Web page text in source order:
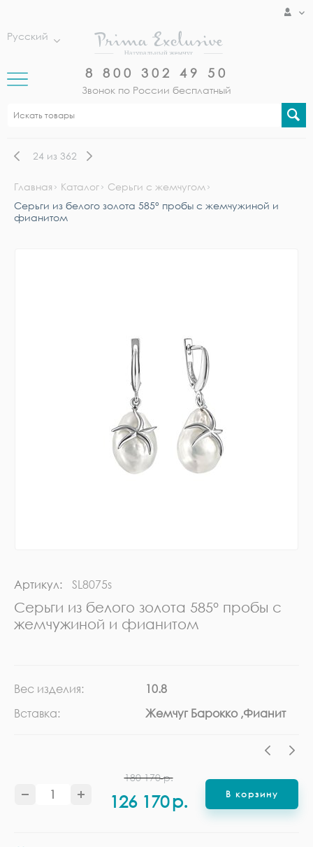
Русский
8 800 302 49 50
Звонок по России бесплатный
24 из 362
Главная Каталог
Серьги с жемчугом
Серьги из белого золота 585° пробы с жемчужиной и
фианитом
Артикул: SL8075s
Серьги из белого золота 585° пробы с
жемчужиной и фианитом
Вес изделия:
10.8
Вставка:
Жемчуг Барокко ,Фианит
180 170 р.
126 170р. В корзину